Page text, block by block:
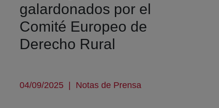
galardonados por el
Comité Europeo de
Derecho Rural
04/09/2025 | Notas de Prensa